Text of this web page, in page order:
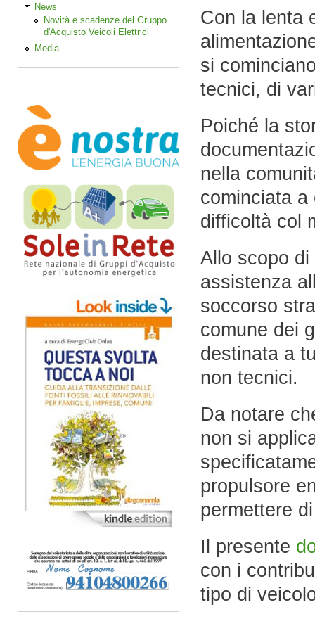
News
Novità e scadenze del Gruppo
d'Acquisto Veicoli Elettrici
Media
Con la lenta
si
tecnici, di
Poiché la
nella
cominciata a
difficoltà col
Allo scopo
assistenza
soccorso
comune dei
destinata a
non tecnici.
Da notare
non si
propulsore
permettere
Il presente
con i
tipo di